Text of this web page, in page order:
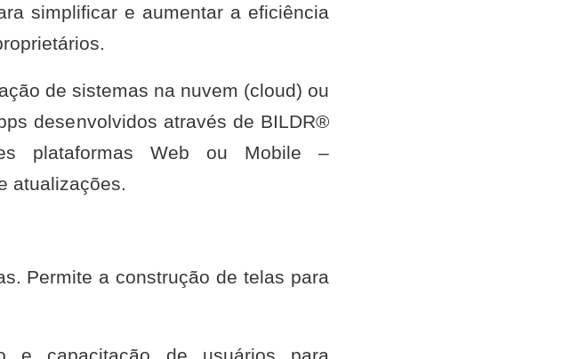
simplificar e aumentar a eficiência
de sistemas na nuvem (cloud) ou
desenvolvidos através de BILDR®
plataformas Web ou Mobile –
atualizações.
Permite a construção de telas para
e capacitação de usuários para